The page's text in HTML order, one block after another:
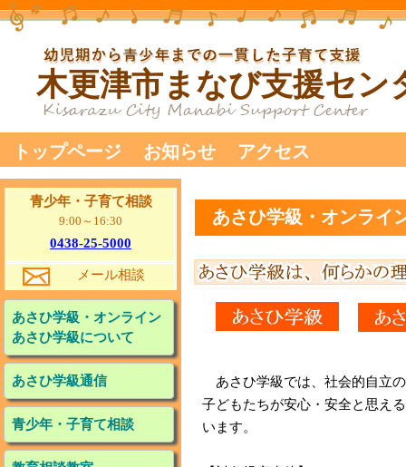
木更津市まなび支援セン
トップページ お知らせ アクセス
青少年・子育て相談
9:00～16:30
0438-25-5000
メール相談
あさひ学級・オンライン
あさひ学級について
あさひ学級通信
青少年・子育て相談
あさひ学級・オンライ
あさひ学級では、社会的自立の
子どもたちが安心・安全と思え
います。